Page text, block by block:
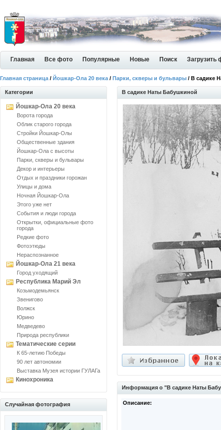
Главная Все фото Популярные Новые Поиск Загрузить
Главная страница / Йошкар-Ола 20 века / Парки, скверы и бульвары / В садике
Категории
Йошкар-Ола 20 века
Ворота города
Облик старого города
Стройки Йошкар-Олы
Общественные здания
Йошкар-Ола с высоты
Парки, скверы и бульвары
Декор и интерьеры
Отдых и праздники горожан
Улицы и дома
Ночная Йошкар-Ола
Этого уже нет
События и люди города
Открытки, официальные фото
города
Редкие фото
Фотоэтюды
Нераспознанное
Йошкар-Ола 21 века
Город уходящий
Республика Марий Эл
Козьмодемьянск
Звенигово
Волжск
Юрино
Медведево
Природа республики
Тематические серии
К 65-летию Победы
90 лет автономии
Выставка Музея истории ГУЛАГа
Кинохроника
Случайная фотография
В садике Наты Бабушкиной
Информация о "В садике Наты
Описание: